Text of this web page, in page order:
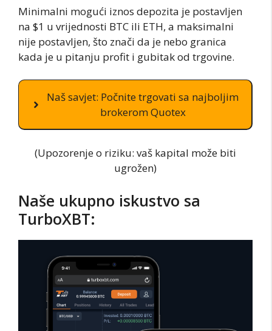
Minimalni mogući iznos depozita je postavljen
na $1 u vrijednosti BTC ili ETH, a maksimalni
nije postavljen, što znači da je nebo granica
kada je u pitanju profit i gubitak od trgovine.
Naš savjet: Počnite trgovati sa najboljim
brokerom Quotex
(Upozorenje o riziku: vaš kapital može biti
ugrožen)
Naše ukupno iskustvo sa
TurboXBT: